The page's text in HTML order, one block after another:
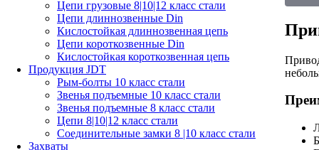
Цепи грузовые 8|10|12 класс стали
Цепи длиннозвенные Din
Кислостойкая длиннозвенная цепь
Цепи короткозвенные Din
Кислостойкая короткозвенная цепь
Продукция JDT
Рым-болты 10 класс стали
Звенья подъемные 10 класс стали
Звенья подъемные 8 класс стали
Цепи 8|10|12 класс стали
Соединительные замки 8 |10 класс стали
Захваты